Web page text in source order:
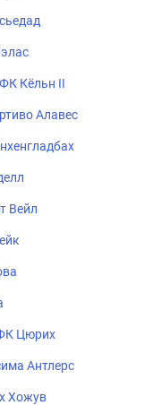
Кёльн II
Алавес
Вейл
Цюрих
Антлерс
Хожув